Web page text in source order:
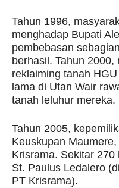
Tahun 1996,
menghadap Bupati
pembebasan
berhasil. Tahun
reklaiming tanah
lama di Utan Wair
tanah leluhur mereka.
Tahun 2005,
Keuskupan
Krisrama. Sekitar
St. Paulus Ledalero
PT Krisrama).